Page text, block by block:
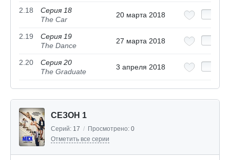
2.18
Серия 18
The Car
20 марта 2018
2.19
Серия 19
The Dance
27 марта 2018
2.20
Серия 20
The Graduate
3 апреля 2018
СЕЗОН 1
Серий: 17 / Просмотрено: 0
Отметить все серии